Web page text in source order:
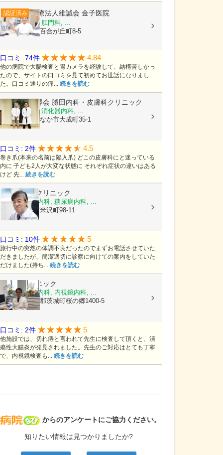
病院なび
からのアンケートにご協力ください。
知りたい情報は見つかりましたか?
認証済み 医療法人維誠会 金子医院
外科, 胃腸科, 肛門科, ...
茨城県水戸市百合が丘町8-5
口コミ: 74件 4.84
他の病院で大腸検査と胃カメラを経験して、結構苦しかっ
たので、サイトの口コミを見て初めてお世話になりまし
た。口コミ通りの痛... 続きを読む
医療法人柳澤会 勝田内科・皮膚科クリニック
内科, 皮膚科, 消化器内科, ...
茨城県ひたちなか市大成町35-1
口コミ: 2件 4.5
巻き爪(本来の名前は陥入爪) どこの皮膚科にと迷っている
内に 子ども2人が大変な状態に それぞれ症状の違いはある
けど 先... 続きを読む
こじま内科クリニック
内科, 消化器内科, 糖尿病内科, ...
茨城県水戸市米沢町98-11
口コミ: 10件 5
旅行中の突然の体調不良だったのでまずお電話させていた
だきましたが、簡潔適切に診察に向けての案内をしていた
だけました(持ち... 続きを読む
桜の郷クリニック
内科, 消化器内科, 内視鏡内科, ...
茨城県東茨城郡茨城町桜の郷1400-5
口コミ: 2件 5
他施設では、切れ痔と言われて先生に検査して頂くと、潰
瘍性大腸炎が発見されました。先生のご対応はとても丁寧
で、内視鏡検査も... 続きを読む